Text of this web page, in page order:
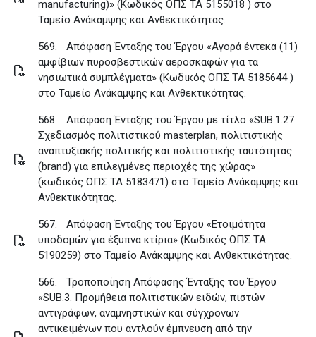
manufacturing)» (Κωδικός ΟΠΣ ΤΑ 5155018 ) στο
Ταμείο Ανάκαμψης και Ανθεκτικότητας.
569.
Απόφαση Ένταξης του Έργου «Αγορά έντεκα (11)
αμφίβιων πυροσβεστικών αεροσκαφών για τα
νησιωτικά συμπλέγματα» (Κωδικός ΟΠΣ ΤΑ 5185644 )
στο Ταμείο Ανάκαμψης και Ανθεκτικότητας.
568.
Απόφαση Ένταξης του Έργου με τίτλο «SUB.1.27
Σχεδιασμός πολιτιστικού masterplan, πολιτιστικής
αναπτυξιακής πολιτικής και πολιτιστικής ταυτότητας
(brand) για επιλεγμένες περιοχές της χώρας»
(κωδικός ΟΠΣ ΤΑ 5183471) στο Ταμείο Ανάκαμψης και
Ανθεκτικότητας.
567.
Απόφαση Ένταξης του Έργου «Ετοιμότητα
υποδομών για έξυπνα κτίρια» (Κωδικός ΟΠΣ ΤΑ
5190259) στο Ταμείο Ανάκαμψης και Ανθεκτικότητας.
566.
Τροποποίηση Απόφασης Ένταξης του Έργου
«SUB.3. Προμήθεια πολιτιστικών ειδών, πιστών
αντιγράφων, αναμνηστικών και σύγχρονων
αντικειμένων που αντλούν έμπνευση από την